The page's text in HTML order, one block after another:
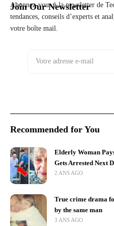
Join Our Newsletter
Abonnez-vous à la newsletter de
tendances, conseils d’experts et
votre boîte mail.
Recommended for You
Elderly Woman
Gets Arrested Next
2 ANS AGO
True crime drama
by the same man
3 ANS AGO